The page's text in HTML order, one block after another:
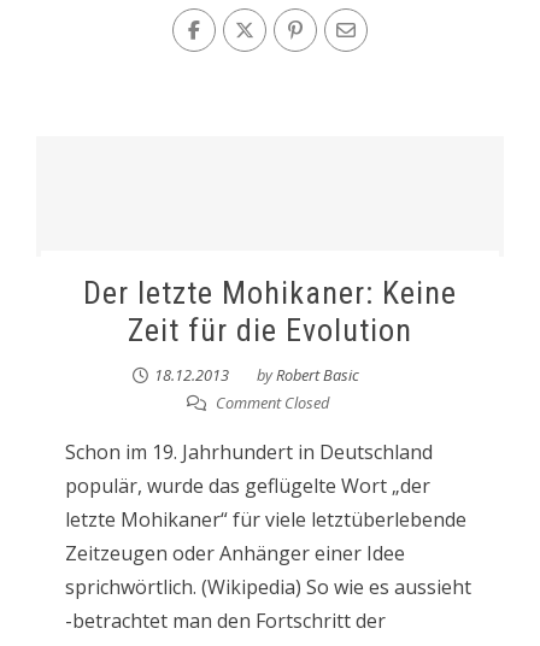
Der letzte Mohikaner: Keine
Zeit für die Evolution
18.12.2013 byRobert Basic
Comment Closed
Schon im 19. Jahrhundert in Deutschland
populär, wurde das geflügelte Wort „der
letzte Mohikaner“ für viele letztüberlebende
Zeitzeugen oder Anhänger einer Idee
sprichwörtlich. (Wikipedia) So wie es aussieht
-betrachtet man den Fortschritt der